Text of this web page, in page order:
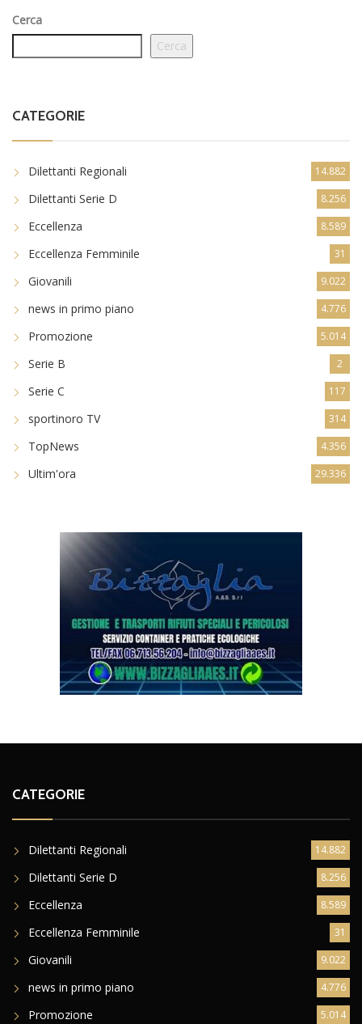
Cerca
Cerca
CATEGORIE
Dilettanti Regionali 14.882
Dilettanti Serie D 8.256
Eccellenza 8.589
Eccellenza Femminile 31
Giovanili 9.022
news in primo piano 4.776
Promozione 5.014
Serie B 2
Serie C 117
sportinoro TV 314
TopNews 4.356
Ultim'ora 29.336
CATEGORIE
Dilettanti Regionali 14.882
Dilettanti Serie D 8.256
Eccellenza 8.589
Eccellenza Femminile 31
Giovanili 9.022
news in primo piano 4.776
Promozione 5.014